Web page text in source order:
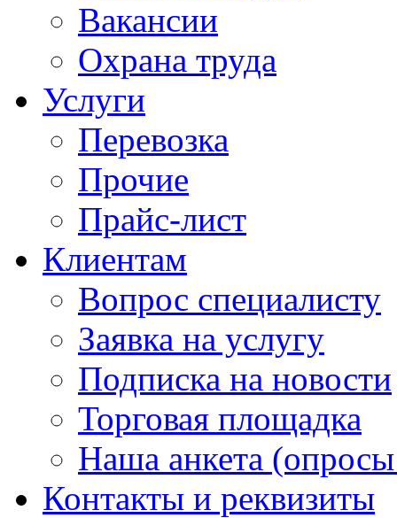
Вакансии
Охрана труда
Услуги
Перевозка
Прочие
Прайс-лист
Клиентам
Вопрос специалисту
Заявка на услугу
Подписка на новости
Торговая площадка
Наша анкета (опросы
Контакты и реквизиты